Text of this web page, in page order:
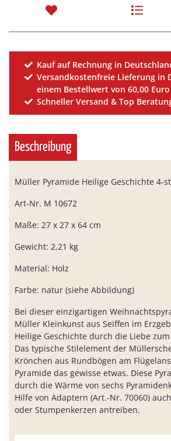
Kauf auf Rechnung in
Versandkostenfreie Lieferung in
einem Bestellwert von 60,00 Euro
Schneller Versand & Top
Beschreibung
Müller Pyramide Heilige Geschichte 4-
Art-Nr. M 10672
Maße: 27 x 27 x 64 cm
Gewicht: 2,21 kg
Material: Holz
Farbe: natur (siehe Abbildung)
Bei dieser einzigartigen
Müller Kleinkunst aus Seiffen im
Heilige Geschichte durch die Liebe
Das typische Stilelement der
Krönchen aus Rundbögen am
Pyramide das gewisse etwas. Diese
durch die Wärme von sechs
Hilfe von Adaptern (Art.-Nr. 70060)
oder Stumpenkerzen antreiben.